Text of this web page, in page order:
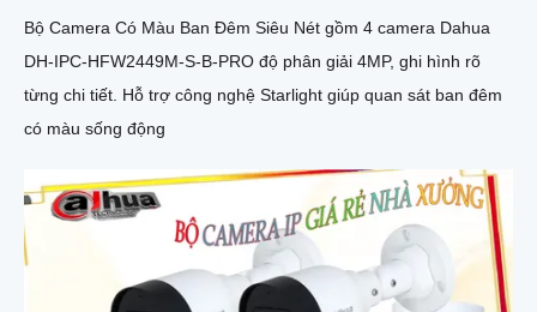
Bộ Camera Có Màu Ban Đêm Siêu Nét gồm 4 camera Dahua
DH-IPC-HFW2449M-S-B-PRO độ phân giải 4MP, ghi hình rõ
từng chi tiết. Hỗ trợ công nghệ Starlight giúp quan sát ban đêm
có màu sống động